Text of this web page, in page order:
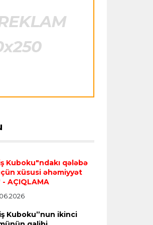
adını daşıyan
dan inamlı
Kuboku"ndakı qələbə
xüsusi əhəmiyyət
- AÇIQLAMA
Kuboku”nun ikinci